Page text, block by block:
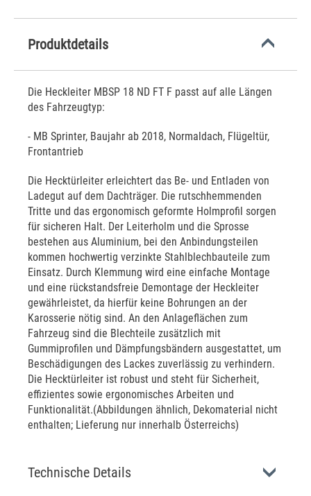
Produktdetails
Die Heckleiter MBSP 18 ND FT F passt auf alle Längen
des Fahrzeugtyp:
- MB Sprinter, Baujahr ab 2018, Normaldach, Flügeltür,
Frontantrieb
Die Hecktürleiter erleichtert das Be- und Entladen von
Ladegut auf dem Dachträger. Die rutschhemmenden
Tritte und das ergonomisch geformte Holmprofil sorgen
für sicheren Halt. Der Leiterholm und die Sprosse
bestehen aus Aluminium, bei den Anbindungsteilen
kommen hochwertig verzinkte Stahlblechbauteile zum
Einsatz. Durch Klemmung wird eine einfache Montage
und eine rückstandsfreie Demontage der Heckleiter
gewährleistet, da hierfür keine Bohrungen an der
Karosserie nötig sind. An den Anlageflächen zum
Fahrzeug sind die Blechteile zusätzlich mit
Gummiprofilen und Dämpfungsbändern ausgestattet, um
Beschädigungen des Lackes zuverlässig zu verhindern.
Die Hecktürleiter ist robust und steht für Sicherheit,
effizientes sowie ergonomisches Arbeiten und
Funktionalität.(Abbildungen ähnlich, Dekomaterial nicht
enthalten; Lieferung nur innerhalb Österreichs)
Technische Details